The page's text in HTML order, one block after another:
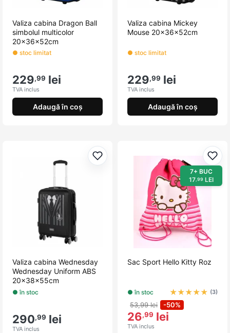
Valiza cabina Dragon Ball
simbolul multicolor
20x36x52cm
● stoc limitat
229,99 lei
TVA inclus
Adaugă în coș
Valiza cabina Mickey
Mouse 20x36x52cm
● stoc limitat
229,99 lei
TVA inclus
Adaugă în coș
Adaugă la favorite
Valiza cabina Wednesday
Wednesday Uniform ABS
20x38x55cm
● în stoc
290,99 lei
TVA inclus
7+ BUC
17 ,99 LEI
Sac Sport Hello Kitty Roz
● în stoc ★★★★★ (3)
53,99 lei -50%
26,99 lei
TVA inclus